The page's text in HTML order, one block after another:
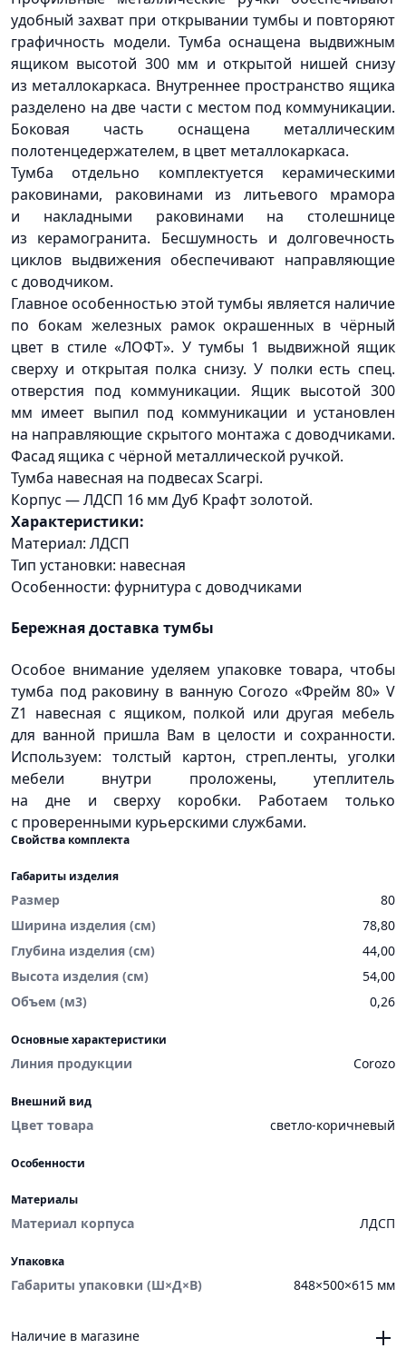
удобный захват при открывании тумбы и повторяют
графичность модели. Тумба оснащена выдвижным
ящиком высотой 300 мм и открытой нишей снизу
из металлокаркаса. Внутреннее пространство ящика
разделено на две части с местом под коммуникации.
Боковая часть оснащена металлическим
полотенцедержателем, в цвет металлокаркаса.
Тумба отдельно комплектуется керамическими
раковинами, раковинами из литьевого мрамора
и накладными раковинами на столешнице
из керамогранита. Бесшумность и долговечность
циклов выдвижения обеспечивают направляющие
с доводчиком.
Главное особенностью этой тумбы является наличие
по бокам железных рамок окрашенных в чёрный
цвет в стиле «ЛОФТ». У тумбы 1 выдвижной ящик
сверху и открытая полка снизу. У полки есть спец.
отверстия под коммуникации. Ящик высотой 300
мм имеет выпил под коммуникации и установлен
на направляющие скрытого монтажа с доводчиками.
Фасад ящика с чёрной металлической ручкой.
Тумба навесная на подвесах Scarpi.
Корпус — ЛДСП 16 мм Дуб Крафт золотой.
Характеристики:
Материал: ЛДСП
Тип установки: навесная
Особенности: фурнитура с доводчиками
Бережная доставка тумбы
Особое внимание уделяем упаковке товара, чтобы
тумба под раковину в ванную Corozo «Фрейм 80» V
Z1 навесная с ящиком, полкой или другая мебель
для ванной пришла Вам в целости и сохранности.
Используем: толстый картон, стреп.ленты, уголки
мебели внутри проложены, утеплитель
на дне и сверху коробки. Работаем только
с проверенными курьерскими службами.
Свойства комплекта
Габариты изделия
Размер
80
Ширина изделия (см)
78,80
Глубина изделия (см)
44,00
Высота изделия (см)
54,00
Объем (м3)
0,26
Основные характеристики
Линия продукции Corozo
Внешний вид
Цвет товара светло-коричневый
Особенности
Материалы
Материал корпуса ЛДСП
Упаковка
Габариты упаковки (Ш×Д×В) 848×500×615 мм
Наличие в магазине